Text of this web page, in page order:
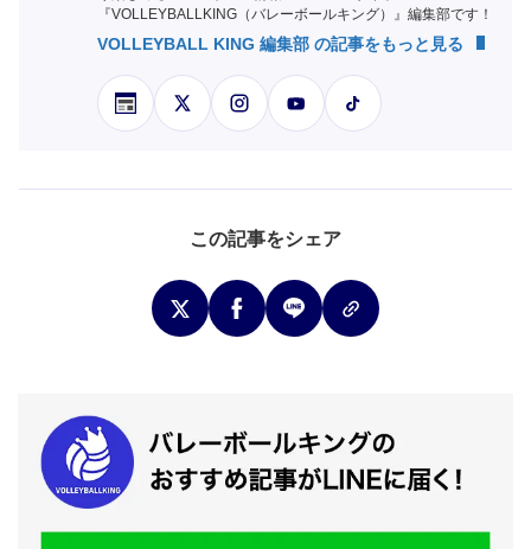
『VOLLEYBALLKING（バレーボールキング）』編集部です！
VOLLEYBALL KING 編集部 の記事をもっと見る
この記事をシェア